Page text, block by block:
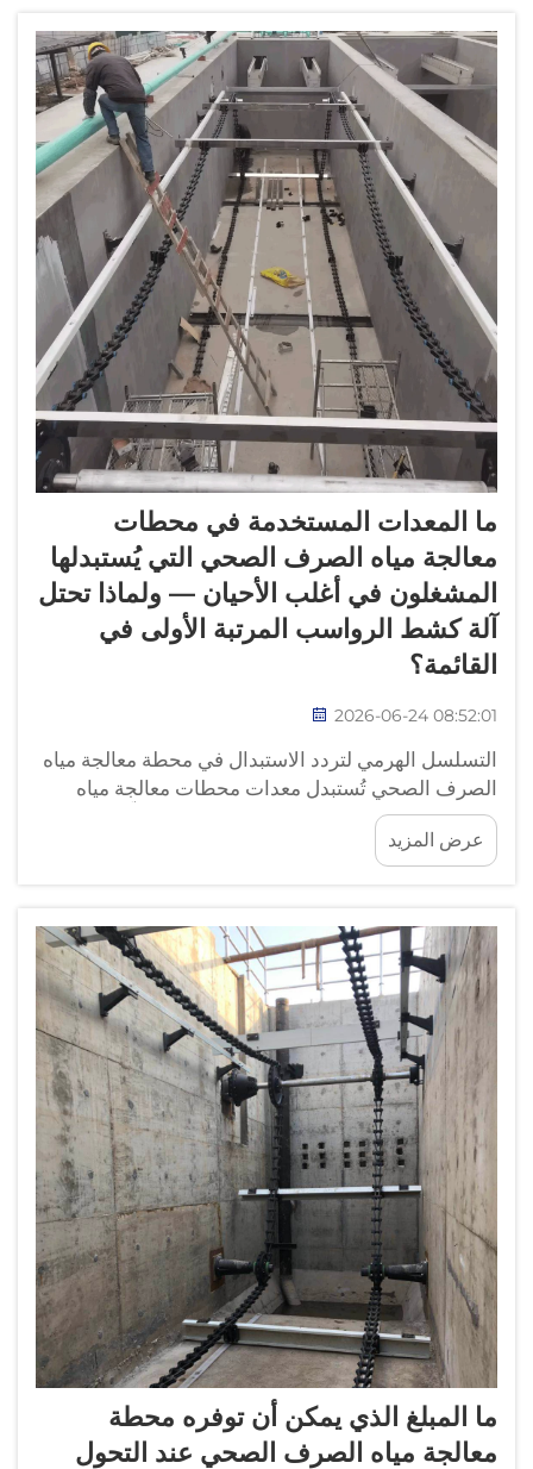
ما المعدات المستخدمة في محطات
معالجة مياه الصرف الصحي التي يُستبدلها
المشغلون في أغلب الأحيان — ولماذا تحتل
آلة كشط الرواسب المرتبة الأولى في
القائمة؟
2026-06-24 08:52:01
التسلسل الهرمي لتردد الاستبدال في محطة معالجة مياه
الصرف الصحي تُستبدل معدات محطات معالجة مياه
الصرف الصحي وفق تسلسل هرمي متوقعٍ تعلّمه كل
مشغلٍ من خلال دورات الميزانية. وفي القمة — أي
العنصر الذي يستهلك أكبر قدر من الصيانة...
عرض المزيد
ما المبلغ الذي يمكن أن توفره محطة
معالجة مياه الصرف الصحي عند التحول